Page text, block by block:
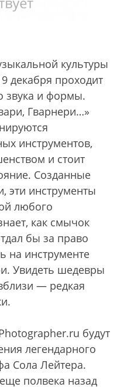
культуры
декабря проходит
звука и формы.
Гварнери…»
инструментов,
и стоит
Созданные
эти инструменты
любого
как смычок
бы за право
на инструменте
Увидеть шедевры
— редкая
будут
легендарного
Сола Лейтера.
полвека назад